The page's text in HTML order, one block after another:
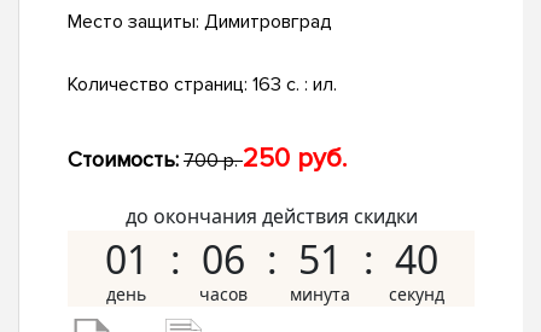
Место защиты: Димитровград
Количество страниц: 163 с. : ил.
Стоимость: 700 р.250 руб.
до окончания действия скидки
01 06 51 39